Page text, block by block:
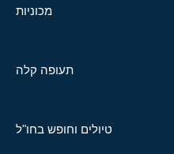
מכוניות
תעופה קלה
טיולים וחופש בחו"ל